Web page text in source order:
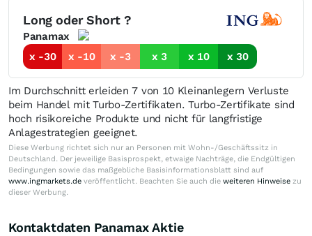
Long oder Short ?
Panamax
x -30
x -10 x -3 x 3 x 10 x 30
Im Durchschnitt erleiden 7 von 10 Kleinanlegern Verluste
beim Handel mit Turbo-Zertifikaten. Turbo-Zertifikate sind
hoch risikoreiche Produkte und nicht für langfristige
Anlagestrategien geeignet.
Diese Werbung richtet sich nur an Personen mit Wohn-/Geschäftssitz in
Deutschland. Der jeweilige Basisprospekt, etwaige Nachträge, die Endgültigen
Bedingungen sowie das maßgebliche Basisinformationsblatt sind auf
www.ingmarkets.de veröffentlicht. Beachten Sie auch die weiteren Hinweise zu
dieser Werbung.
Kontaktdaten Panamax Aktie